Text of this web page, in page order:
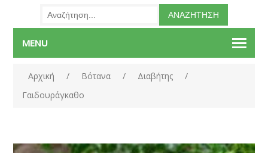
MENU
Αρχική / Βότανα / Διαβήτης
/
Γαιδουράγκαθο